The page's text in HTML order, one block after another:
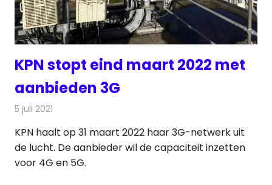
KPN stopt eind maart 2022 met
aanbieden 3G
5 juli 2021
KPN haalt op 31 maart 2022 haar 3G-netwerk uit
de lucht. De aanbieder wil de capaciteit inzetten
voor 4G en 5G.